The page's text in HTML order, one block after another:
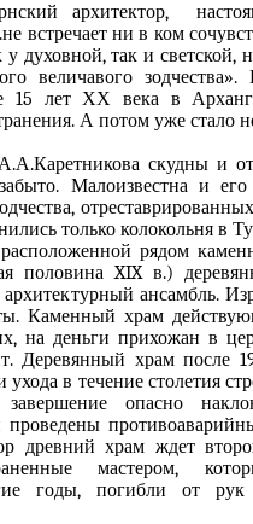
архитектор,
встречает ни в ком
духовной, так и светской,
величавого
15 лет ХХ века в
А потом уже стало
скудны и
Малоизвестна и его
только колокольня в
рядом
половина XIX в.)
ансамбль.
Каменный храм
на деньги прихожан в
Деревянный храм после
ухода в течение столетия
опасно
древний храм ждет
мастером,
годы, погибли от рук